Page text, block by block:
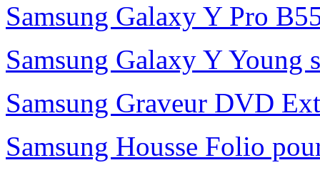
Samsung Galaxy Y Pro
Samsung Galaxy Y Young
Samsung Graveur DVD
Samsung Housse Folio